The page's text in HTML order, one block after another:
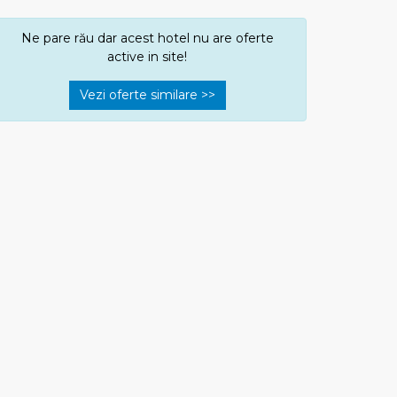
Ne pare rău dar acest hotel nu are oferte
active in site!
Vezi oferte similare >>